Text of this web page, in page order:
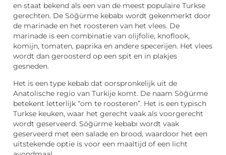
en staat bekend als een van de meest populaire Turkse
gerechten. De Söğürme kebabı wordt gekenmerkt door
de marinade en het roosteren van het vlees. De
marinade is een combinatie van olijfolie, knoflook,
komijn, tomaten, paprika en andere specerijen. Het vlees
wordt dan geroosterd op een spit en in plakjes
gesneden.
Het is een type kebab dat oorspronkelijk uit de
Anatolische regio van Turkije komt. De naam Söğürme
betekent letterlijk “om te roosteren”. Het is een typisch
Turkse keuken, waar het gerecht vaak als voorgerecht
wordt geserveerd. Söğürme kebabı wordt vaak
geserveerd met een salade en brood, waardoor het een
uitstekende optie is voor een maaltijd of een licht